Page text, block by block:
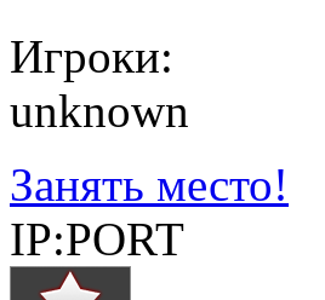
Игроки:
unknown
Занять место!
IP:PORT